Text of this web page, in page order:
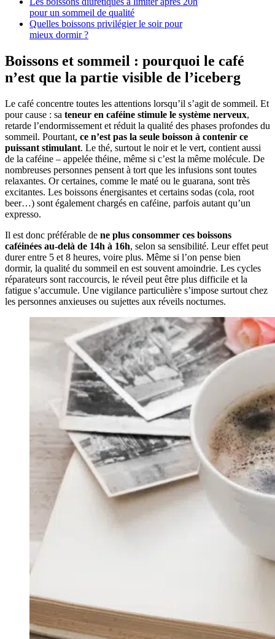
pour un sommeil de qualité
Quelles boissons privilégier le soir pour
mieux dormir ?
Boissons et sommeil : pourquoi le café
n’est que la partie visible de l’iceberg
Le café concentre toutes les attentions lorsqu’il s’agit de sommeil. Et
pour cause : sa teneur en caféine stimule le système nerveux,
retarde l’endormissement et réduit la qualité des phases profondes du
sommeil. Pourtant, ce n’est pas la seule boisson à contenir ce
puissant stimulant. Le thé, surtout le noir et le vert, contient aussi
de la caféine – appelée théine, même si c’est la même molécule. De
nombreuses personnes pensent à tort que les infusions sont toutes
relaxantes. Or certaines, comme le maté ou le guarana, sont très
excitantes. Les boissons énergisantes et certains sodas (cola, root
beer…) sont également chargés en caféine, parfois autant qu’un
expresso.
Il est donc préférable de ne plus consommer ces boissons
caféinées au-delà de 14h à 16h, selon sa sensibilité. Leur effet peut
durer entre 5 et 8 heures, voire plus. Même si l’on pense bien
dormir, la qualité du sommeil en est souvent amoindrie. Les cycles
réparateurs sont raccourcis, le réveil peut être plus difficile et la
fatigue s’accumule. Une vigilance particulière s’impose surtout chez
les personnes anxieuses ou sujettes aux réveils nocturnes.